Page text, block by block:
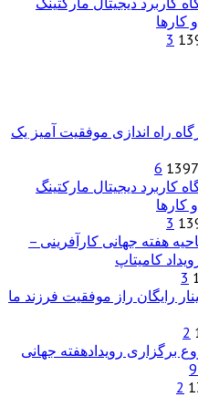
3
راه اندازی موفقیت آمیز یک
6
کاربرد دیجیتال مارکتینگ
3
هفته جهانی کارآفرینی –
کامیتاپ
3
رایگان راز موفقیت فرزند ما
2
برگزاری رویدادهفته جهانی
2